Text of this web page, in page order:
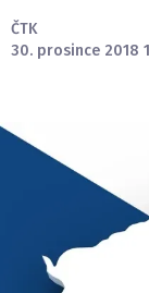
ČTK
30. prosince 2018